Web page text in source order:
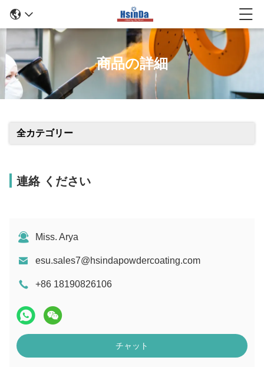
商品の詳細
全カテゴリー
連絡 ください
Miss. Arya
esu.sales7@hsindapowdercoating.com
+86 18190826106
チャット